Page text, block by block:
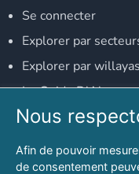
Se connecter
Explorer par
Explorer par willayas
Le Guide D'Alger,
NOS RÉSEAUX
Notre page
Nous
Afin de pouvoir
de consentement